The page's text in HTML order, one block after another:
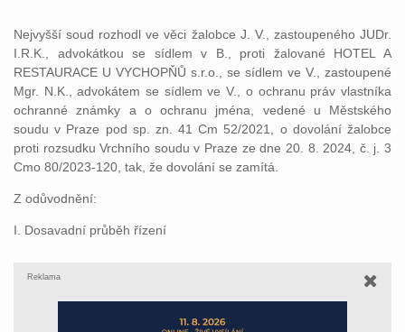
Nejvyšší soud rozhodl ve věci žalobce J. V., zastoupeného JUDr.
I.R.K., advokátkou se sídlem v B., proti žalované HOTEL A
RESTAURACE U VYCHOPŇŮ s.r.o., se sídlem ve V., zastoupené
Mgr. N.K., advokátem se sídlem ve V., o ochranu práv vlastníka
ochranné známky a o ochranu jména, vedené u Městského
soudu v Praze pod sp. zn. 41 Cm 52/2021, o dovolání žalobce
proti rozsudku Vrchního soudu v Praze ze dne 20. 8. 2024, č. j. 3
Cmo 80/2023-120, tak, že dovolání se zamítá.
Z odůvodnění:
I. Dosavadní průběh řízení
Reklama